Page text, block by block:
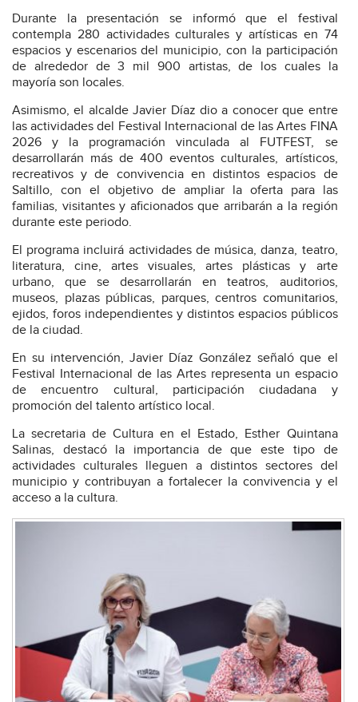
Durante la presentación se informó que el festival
contempla 280 actividades culturales y artísticas en 74
espacios y escenarios del municipio, con la participación
de alrededor de 3 mil 900 artistas, de los cuales la
mayoría son locales.
Asimismo, el alcalde Javier Díaz dio a conocer que entre
las actividades del Festival Internacional de las Artes FINA
2026 y la programación vinculada al FUTFEST, se
desarrollarán más de 400 eventos culturales, artísticos,
recreativos y de convivencia en distintos espacios de
Saltillo, con el objetivo de ampliar la oferta para las
familias, visitantes y aficionados que arribarán a la región
durante este periodo.
El programa incluirá actividades de música, danza, teatro,
literatura, cine, artes visuales, artes plásticas y arte
urbano, que se desarrollarán en teatros, auditorios,
museos, plazas públicas, parques, centros comunitarios,
ejidos, foros independientes y distintos espacios públicos
de la ciudad.
En su intervención, Javier Díaz González señaló que el
Festival Internacional de las Artes representa un espacio
de encuentro cultural, participación ciudadana y
promoción del talento artístico local.
La secretaria de Cultura en el Estado, Esther Quintana
Salinas, destacó la importancia de que este tipo de
actividades culturales lleguen a distintos sectores del
municipio y contribuyan a fortalecer la convivencia y el
acceso a la cultura.